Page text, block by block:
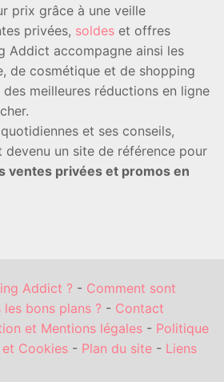
prix grâce à une veille
privées, soldes et offres
Addict accompagne ainsi les
de cosmétique et de shopping
meilleures réductions en ligne
et ses conseils,
un site de référence pour
ventes privées et promos en
Addict ?- Comment sont
les bons plans ? - Contact
et Mentions légales- Politique
Cookies - Plan du site - Liens